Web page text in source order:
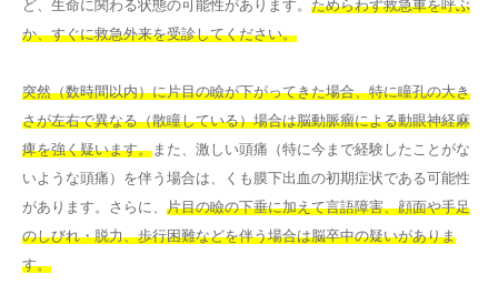
ど、生命に関わる状態の可能性があります。 ためらわず救急車を呼ぶ
か、すぐに救急外来を受診してください。
突然（数時間以内）に片目の瞼が下がってきた場合、特に瞳孔の大き
さが左右で異なる（散瞳している）場合は脳動脈瘤による動眼神経麻
痺を強く疑います。 また、激しい頭痛（特に今まで経験したことがな
いような頭痛）を伴う場合は、くも膜下出血の初期症状である可能性
があります。さらに、 片目の瞼の下垂に加えて言語障害、顔面や手足
のしびれ・脱力、歩行困難などを伴う場合は脳卒中の疑いがありま
す。